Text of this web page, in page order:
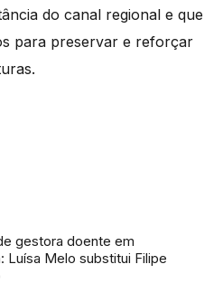
do canal regional e que
para preservar e reforçar
gestora doente em
Luísa Melo substitui Filipe